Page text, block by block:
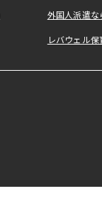
外国人派遣な
レバウェル